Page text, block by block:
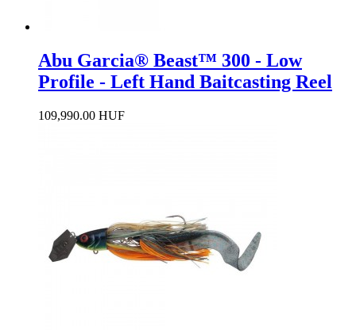
Abu Garcia® Beast™ 300 - Low
Profile - Left Hand Baitcasting Reel
109,990.00 HUF